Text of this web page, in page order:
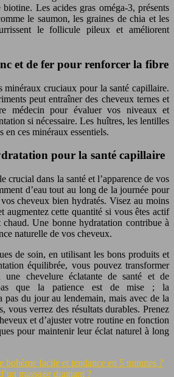
biotine. Les acides gras oméga-3, présents
le saumon, les graines de chia et les
le follicule pileux et améliorent
et de fer pour renforcer la fibre
minéraux cruciaux pour la santé capillaire.
peut entraîner des cheveux ternes et
médecin pour évaluer vos niveaux et
si nécessaire. Les huîtres, les lentilles
en ces minéraux essentiels.
pour la santé capillaire
crucial dans la santé et l’apparence de vos
d’eau tout au long de la journée pour
cheveux bien hydratés. Visez au moins
augmentez cette quantité si vous êtes actif
Une bonne hydratation contribue à
naturelle de vos cheveux.
de soin, en utilisant les bons produits et
équilibrée, vous pouvez transformer
une chevelure éclatante de santé et de
que la patience est de mise ; la
pas du jour au lendemain, mais avec de la
vous verrez des résultats durables. Prenez
et d’ajuster votre routine en fonction
pour maintenir leur éclat naturel à long
bohème facile et tendance en 5 minutes ?
massage drainant ?